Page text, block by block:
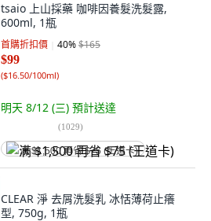
tsaio 上山採藥 咖啡因養髮洗髮露,
600ml, 1瓶
首購折扣價 40%$165
$99
($16.50/100ml)
明天 8/12 (三) 預計送達
(1029)
满 $1,500 再省 $75 (王道卡)
CLEAR 淨 去屑洗髮乳 冰恬薄荷止癢
型, 750g, 1瓶